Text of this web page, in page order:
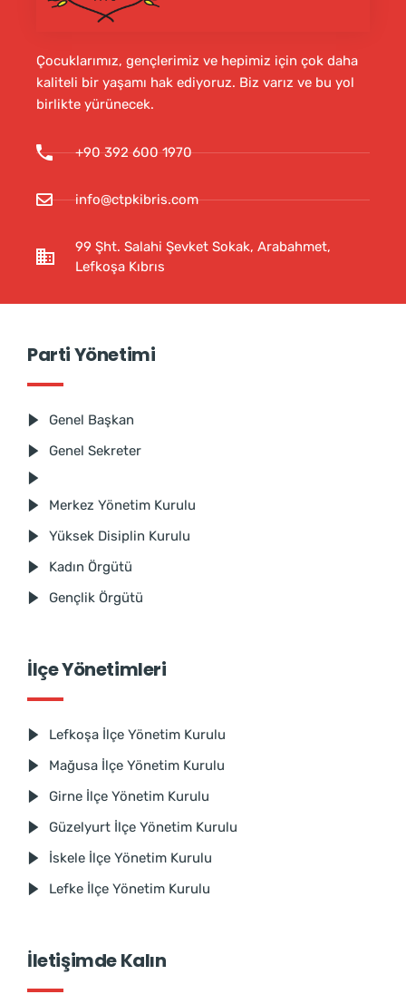
Çocuklarımız, gençlerimiz ve hepimiz için çok daha
kaliteli bir yaşamı hak ediyoruz. Biz varız ve bu yol
birlikte yürünecek.
+90 392 600 1970
info@ctpkibris.com
99 Şht. Salahi Şevket Sokak, Arabahmet,
Lefkoşa Kıbrıs
Parti Yönetimi
Genel Başkan
Genel Sekreter
Merkez Yönetim Kurulu
Yüksek Disiplin Kurulu
Kadın Örgütü
Gençlik Örgütü
İlçe Yönetimleri
Lefkoşa İlçe Yönetim Kurulu
Mağusa İlçe Yönetim Kurulu
Girne İlçe Yönetim Kurulu
Güzelyurt İlçe Yönetim Kurulu
İskele İlçe Yönetim Kurulu
Lefke İlçe Yönetim Kurulu
İletişimde Kalın